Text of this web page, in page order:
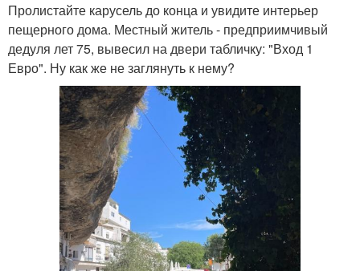
Пролистайте карусель до конца и увидите интерьер
пещерного дома. Местный житель - предприимчивый
дедуля лет 75, вывесил на двери табличку: "Вход 1
Евро". Ну как же не заглянуть к нему?